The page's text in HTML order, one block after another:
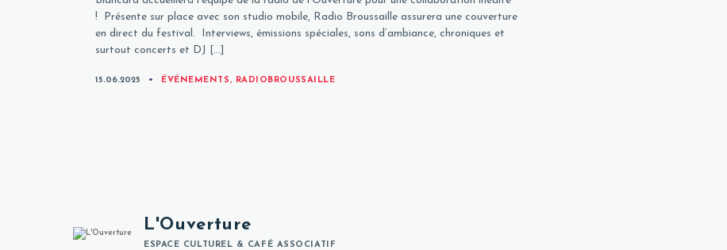
! Présente sur place avec son studio mobile, Radio Broussaille assurera une couverture
en direct du festival. Interviews, émissions spéciales, sons d’ambiance, chroniques et
surtout concerts et DJ […]
15.06.2025 CATEGORIES
ÉVÉNEMENTS, RADIOBROUSSAILLE
L'Ouverture
ESPACE CULTUREL & CAFÉ ASSOCIATIF